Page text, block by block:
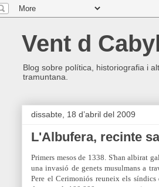
Vent d
Blog sobre política, historiografia i
tramuntana.
dissabte, 18 d’abril del 2009
L'Albufera, recinte
Primers mesos de 1338. S'han albirat
una invasió de genets musulmans a
Pere el Cerimoniós reuneix els